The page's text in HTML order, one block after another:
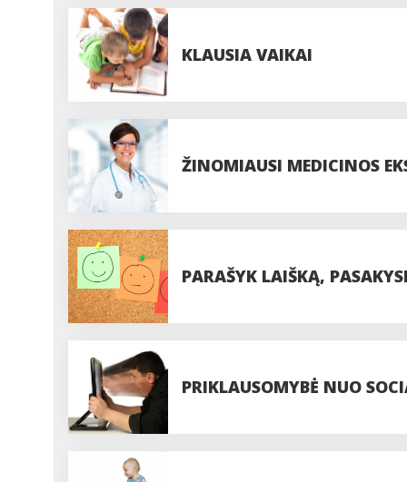
KLAUSIA VAIKAI
ŽINOMIAUSI MEDICINOS
PARAŠYK LAIŠKĄ,
PRIKLAUSOMYBĖ NUO